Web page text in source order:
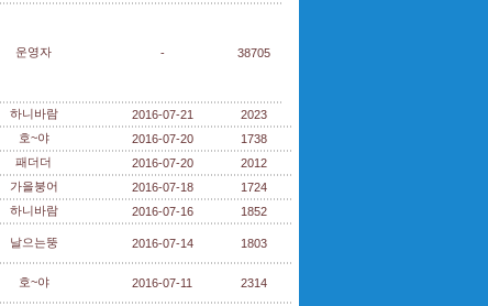
운영자 - 38705
하니바람 2016-07-21
2023
호~야 2016-07-20
1738
패더더 2016-07-20
2012
가을붕어 2016-07-18
1724
하니바람 2016-07-16 1852
날으는뚱 2016-07-14 1803
호~야 2016-07-11 2314